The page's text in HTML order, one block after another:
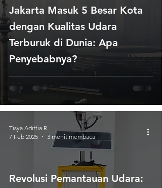
Jakarta Masuk 5 Besar Kota
dengan Kualitas Udara
Terburuk di Dunia: Apa
Penyebabnya?
Revolusi Pemantauan Udara:
Tisya Adiffia R
7 Feb 2025
3 menit membaca